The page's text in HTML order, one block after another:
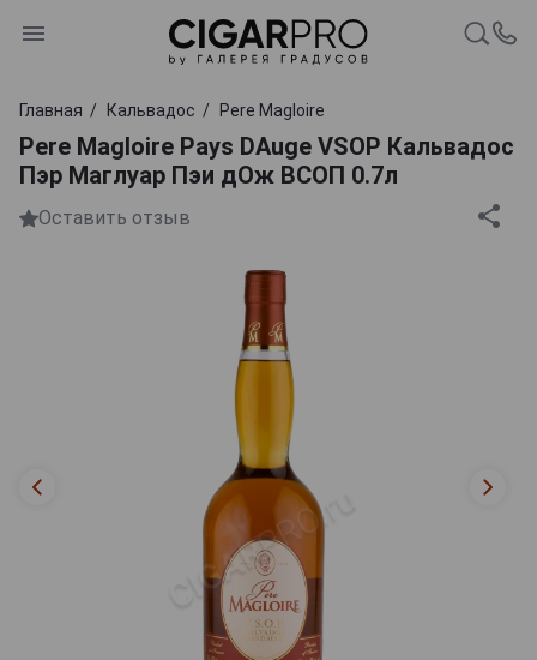
Главная Кальвадос Pere Magloire
Pere Magloire Pays DAuge VSOP Кальвадос
Пэр Маглуар Пэи дОж ВСОП 0.7л
Оставить отзыв